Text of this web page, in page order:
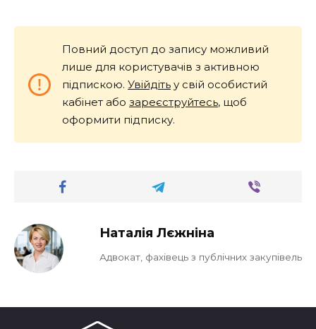
Повний доступ до запису можливий
лише для користувачів з активною
підпискою. Увійдіть у свій особистий
кабінет або зареєструйтесь, щоб
оформити підписку.
Наталія Лєжніна
Адвокат, фахівець з публічних закупівель